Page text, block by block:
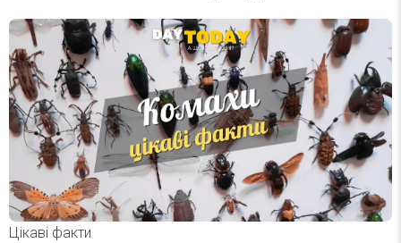
Цікаві факти